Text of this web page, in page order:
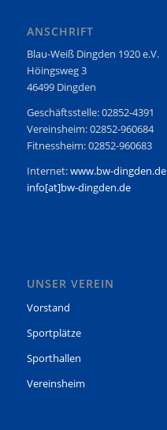
ANSCHRIFT
Blau-Weiß Dingden 1920 e.V.
Höingsweg 3
46499 Dingden
Geschäftsstelle: 02852-4391
Vereinsheim: 02852-960684
Fitnessheim: 02852-960683
Internet:www.bw-dingden.de
info[at]bw-dingden.de
UNSER VEREIN
Vorstand
Sportplätze
Sporthallen
Vereinsheim